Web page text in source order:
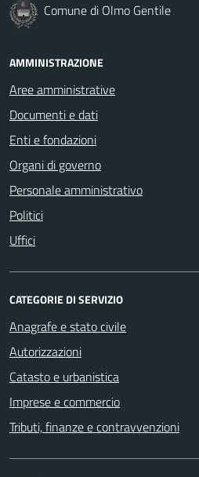
Comune di Olmo Gentile
AMMINISTRAZIONE
Aree amministrative
Documenti e dati
Enti e fondazioni
Organi di governo
Personale amministrativo
Politici
Uffici
CATEGORIE DI SERVIZIO
Anagrafe e stato civile
Autorizzazioni
Catasto e urbanistica
Imprese e commercio
Tributi, finanze e contravvenzioni